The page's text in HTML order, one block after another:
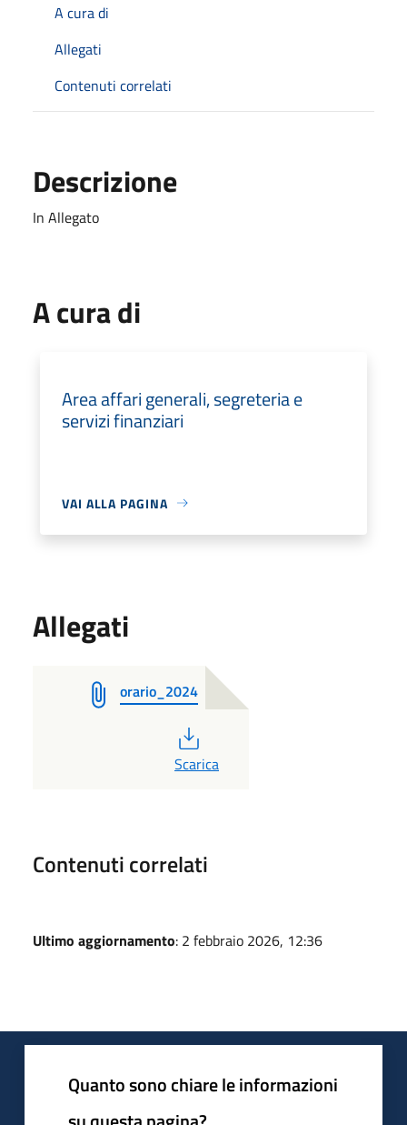
A cura di
Allegati
Contenuti correlati
Descrizione
In Allegato
A cura di
Area affari generali, segreteria e
servizi finanziari
VAI ALLA PAGINA
Allegati
orario_2024
PDF
Scarica
Contenuti correlati
Ultimo aggiornamento: 2 febbraio 2026, 12:36
Quanto sono chiare le informazioni